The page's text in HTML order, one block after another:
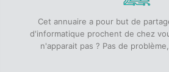
Cet annuaire a pour but de
d'informatique prochent de chez
n'apparait pas ? Pas de problème,